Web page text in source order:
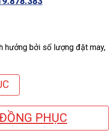
hưởng bởi số lượng đặt may,
PHỤC